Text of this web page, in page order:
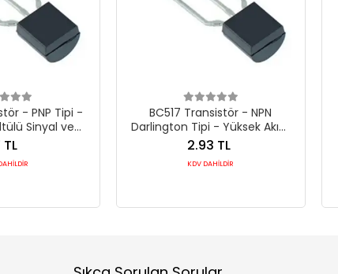
- PNP Tipi -
Sinyal ve
(TO-92)
TL
BC517 Transistör - NPN
Darlington Tipi - Yüksek Akım
Kazançlı Anahtarlama Bileşeni
2.93 TL
KDV DAHİLDİR